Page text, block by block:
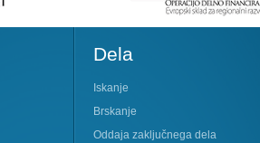
Dela
Iskanje
Brskanje
Oddaja zaključnega dela